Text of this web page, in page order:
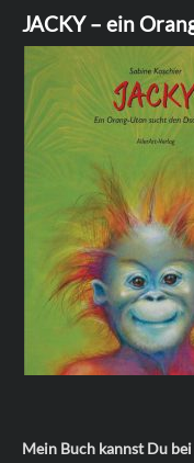
JACKY – ein
Mein Buch kannst Du